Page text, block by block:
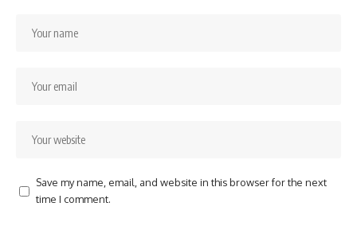
Save my name, email, and website in this browser for the next
time I comment.